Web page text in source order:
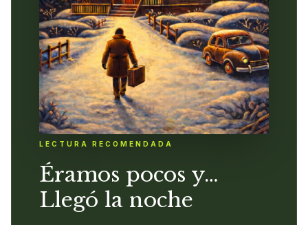
LECTURA RECOMENDADA
Éramos pocos y…
Llegó la noche